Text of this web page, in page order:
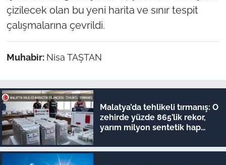
çizilecek olan bu yeni harita ve sınır tespit
çalışmalarına çevrildi.
Muhabir: Nisa TAŞTAN
Malatya’da tehlikeli tırmanış: O
zehirde yüzde 865’lik rekor,
yarım milyon sentetik hap